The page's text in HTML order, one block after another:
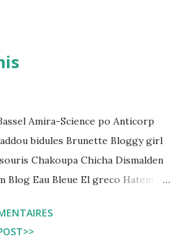
Luanda"
Amira-Science po Anticorp
bidules Brunette Bloggy girl
Chakoupa Chicha Dismalden
Blog Eau Bleue El greco Hatem
American girl Massir mots a